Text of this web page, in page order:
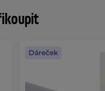
Dáreček